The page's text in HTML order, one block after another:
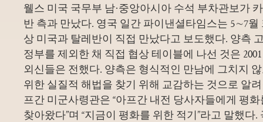
웰스 미국 국무부 남·중앙아시아 수석 부차관보가
반 측과 만났다. 영국 일간 파이낸셜타임스는 5∼7월
상 미국과 탈레반이 직접 만났다고 보도했다. 양측
정부를 제외한 채 직접 협상 테이블에 나선 것은
외신들은 전했다. 양측은 형식적인 만남에 그치지
위한 실질적 해법을 찾기 위해 교감하는 것으로 알
프간 미군사령관은 “아프간 내전 당사자들에게 평
찾아왔다”며 “지금이 평화를 위한 적기”라고 말했다